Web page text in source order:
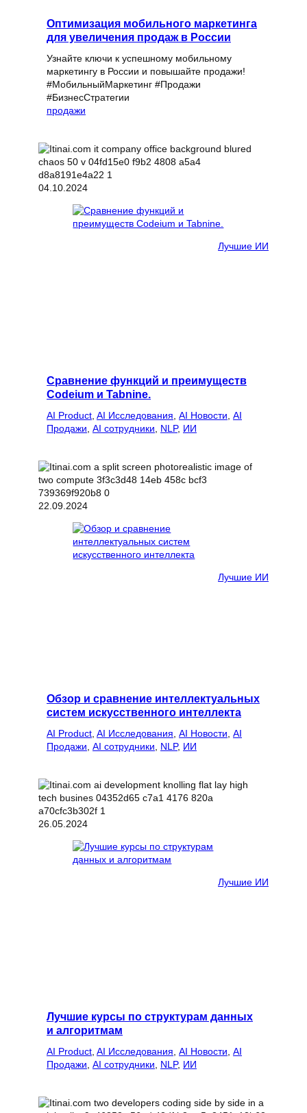
Оптимизация мобильного маркетинга
для увеличения продаж в России
Узнайте ключи к успешному мобильному
маркетингу в России и повышайте продажи!
#МобильныйМаркетинг #Продажи
#БизнесСтратегии
продажи
04.10.2024
Лучшие ИИ
Сравнение функций и преимуществ
Codeium и Tabnine.
AI Product AI Исследования AI Новости AI
Продажи AI сотрудники NLP, ИИ
22.09.2024
Лучшие ИИ
Обзор и сравнение интеллектуальных
систем искусственного интеллекта
AI Product AI Исследования AI Новости AI
Продажи AI сотрудники NLP, ИИ
26.05.2024
Лучшие ИИ
Лучшие курсы по структурам данных
и алгоритмам
AI Product AI Исследования AI Новости AI
Продажи AI сотрудники NLP, ИИ